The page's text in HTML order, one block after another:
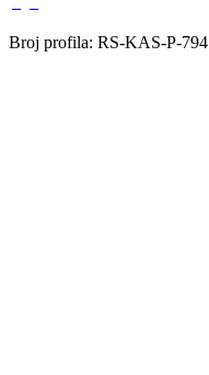
Broj profila: RS-KAS-P-794